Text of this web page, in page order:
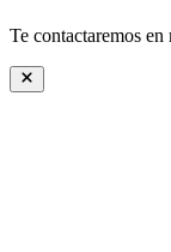
Te contactaremos en